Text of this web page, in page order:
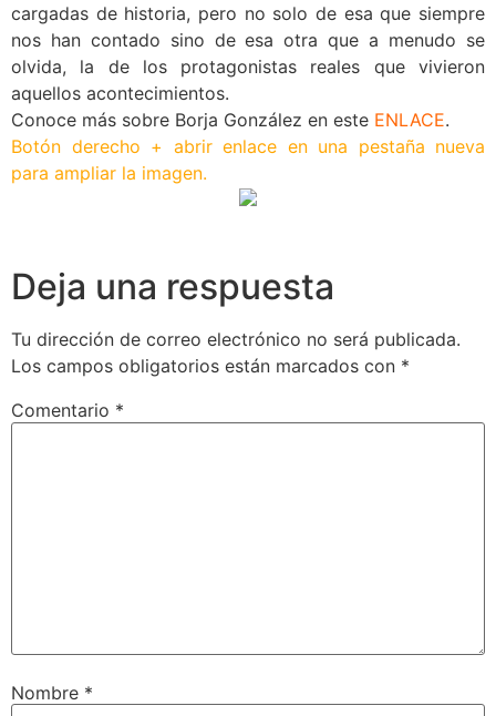
cargadas de historia, pero no solo de esa que siempre
nos han contado sino de esa otra que a menudo se
olvida, la de los protagonistas reales que vivieron
aquellos acontecimientos.
Conoce más sobre Borja González en este ENLACE.
Botón derecho + abrir enlace en una pestaña nueva
para ampliar la imagen.
Deja una respuesta
Tu dirección de correo electrónico no será publicada.
Los campos obligatorios están marcados con *
Comentario *
Nombre *